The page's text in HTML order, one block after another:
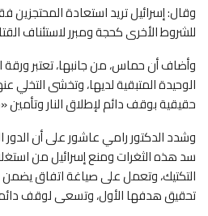
وقال: إسرائيل تريد استعادة
للشروط الأخرى كحجة ومبرر لاستئناف
وأضاف أن حماس، من جانبها، تعتبر
الوحيدة المتبقية لديها، وتخشى
حقيقية بوقف دائم لإطلاق النار
وشدد الدكتور رامي عاشور على أن
سد هذه الثغرات ومنع إسرائيل من
التكتيك، وتعمل على صياغة اتفاق
تحقيق هدفها الأول، وتسعى لوقف